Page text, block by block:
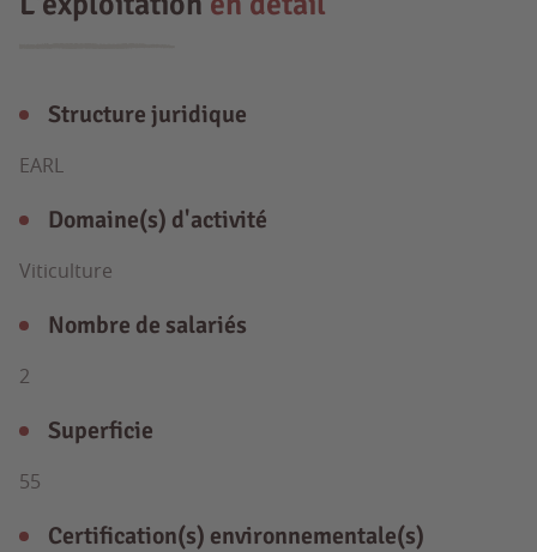
Structure juridique
EARL
Domaine(s) d'activité
Viticulture
Nombre de salariés
2
Superficie
55
Certification(s) environnementale(s)